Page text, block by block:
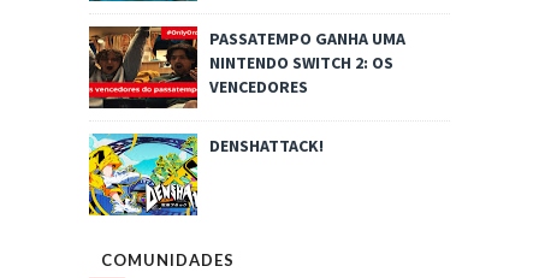
PASSATEMPO GANHA UMA
NINTENDO SWITCH 2: OS
VENCEDORES
DENSHATTACK!
COMUNIDADES